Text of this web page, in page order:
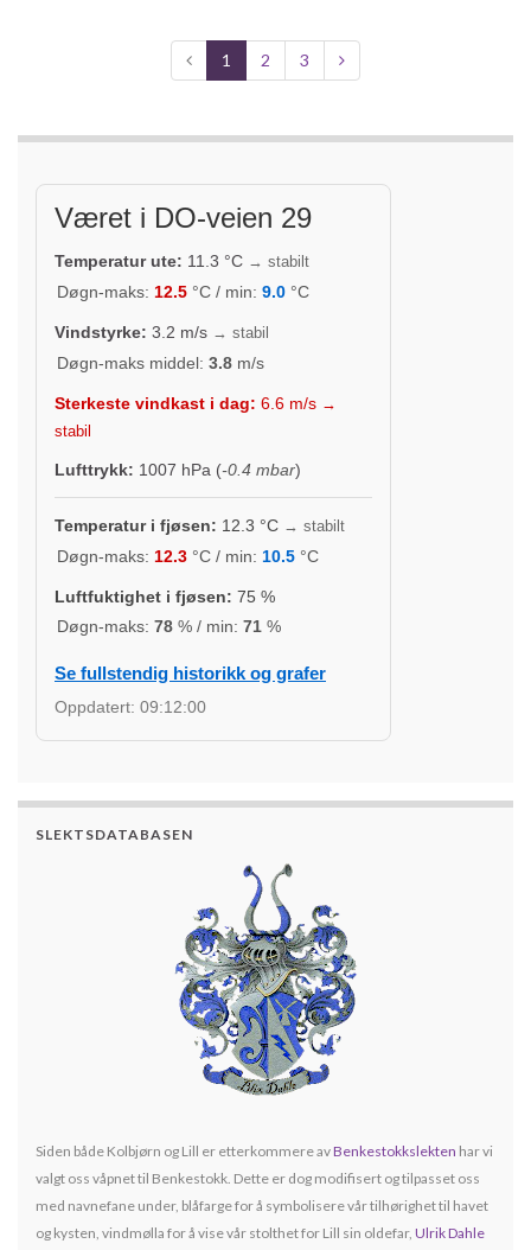
1 2 3
Været i DO-veien 29
Temperatur ute: 11.3 °C → stabilt
Døgn-maks: 12.5 °C / min: 9.0 °C
Vindstyrke: 3.2 m/s → stabil
Døgn-maks middel: 3.8 m/s
Sterkeste vindkast i dag: 6.6 m/s →
stabil
Lufttrykk: 1007 hPa (-0.4 mbar)
Temperatur i fjøsen: 12.3 °C → stabilt
Døgn-maks: 12.3 °C / min: 10.5 °C
Luftfuktighet i fjøsen: 75 %
Døgn-maks: 78 % / min: 71 %
Se fullstendig historikk og grafer
Oppdatert: 09:12:00
SLEKTSDATABASEN
Siden både Kolbjørn og Lill er etterkommere avBenkestokkslekten har vi
valgt oss våpnet til Benkestokk. Dette er dog modifisert og tilpasset oss
med navnefane under, blåfarge for å symbolisere vår tilhørighet til havet
og kysten, vindmølla for å vise vår stolthet for Lill sin oldefar, Ulrik Dahle